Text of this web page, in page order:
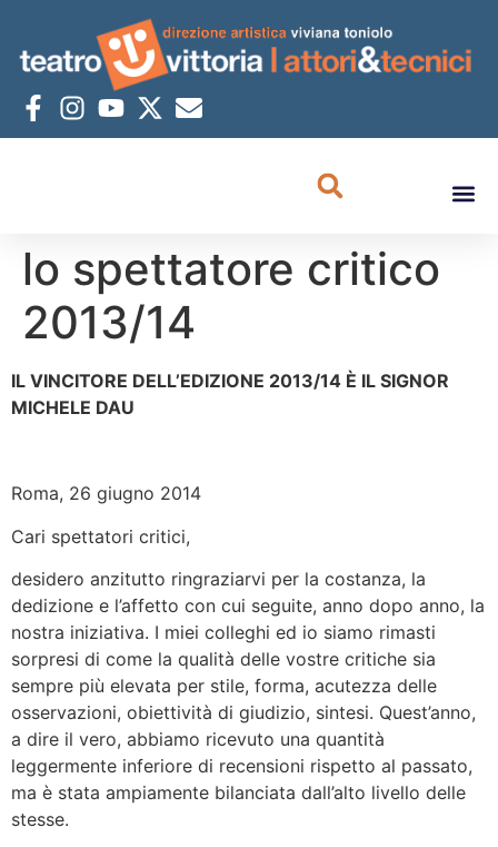
lo spettatore critico
2013/14
IL VINCITORE DELL’EDIZIONE 2013/14 È IL SIGNOR
MICHELE DAU
Roma, 26 giugno 2014
Cari spettatori critici,
desidero anzitutto ringraziarvi per la costanza, la
dedizione e l’affetto con cui seguite, anno dopo anno, la
nostra iniziativa. I miei colleghi ed io siamo rimasti
sorpresi di come la qualità delle vostre critiche sia
sempre più elevata per stile, forma, acutezza delle
osservazioni, obiettività di giudizio, sintesi. Quest’anno,
a dire il vero, abbiamo ricevuto una quantità
leggermente inferiore di recensioni rispetto al passato,
ma è stata ampiamente bilanciata dall’alto livello delle
stesse.